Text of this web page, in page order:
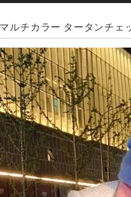
マルチカラー タータンチ